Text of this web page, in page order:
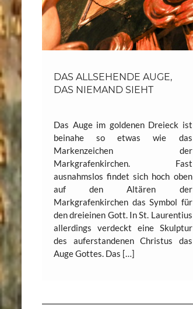
DAS ALLSEHENDE AUGE,
DAS NIEMAND SIEHT
Das Auge im goldenen Dreieck ist
beinahe so etwas wie das
Markenzeichen der
Markgrafenkirchen. Fast
ausnahmslos findet sich hoch oben
auf den Altären der
Markgrafenkirchen das Symbol für
den dreieinen Gott. In St. Laurentius
allerdings verdeckt eine Skulptur
des auferstandenen Christus das
Auge Gottes. Das […]